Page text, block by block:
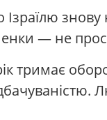
Ізраїлю
— не
тримає